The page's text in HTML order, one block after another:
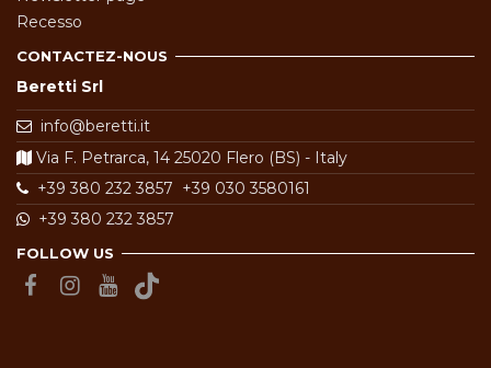
Recesso
CONTACTEZ-NOUS
Beretti Srl
info@beretti.it
Via F. Petrarca, 14 25020 Flero (BS) - Italy
+39 380 232 3857 +39 030 3580161
+39 380 232 3857
FOLLOW US